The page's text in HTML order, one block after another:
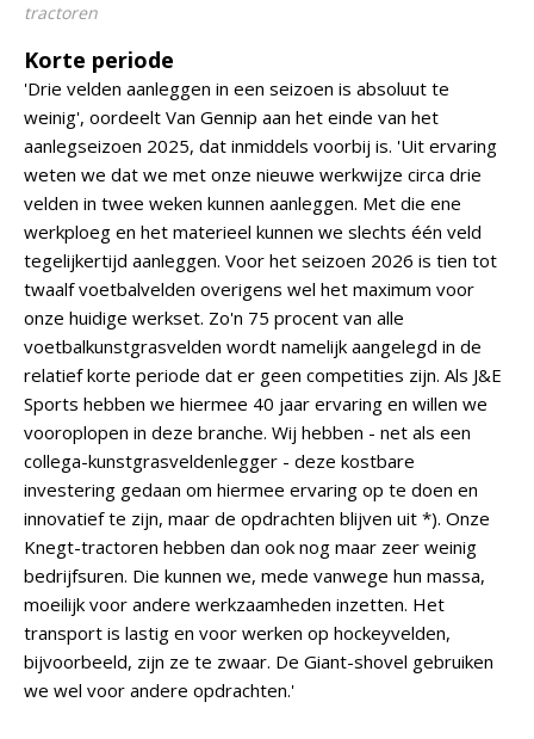
tractoren
Korte periode
'Drie velden aanleggen in een seizoen is absoluut te
weinig', oordeelt Van Gennip aan het einde van het
aanlegseizoen 2025, dat inmiddels voorbij is. 'Uit ervaring
weten we dat we met onze nieuwe werkwijze circa drie
velden in twee weken kunnen aanleggen. Met die ene
werkploeg en het materieel kunnen we slechts één veld
tegelijkertijd aanleggen. Voor het seizoen 2026 is tien tot
twaalf voetbalvelden overigens wel het maximum voor
onze huidige werkset. Zo'n 75 procent van alle
voetbalkunstgrasvelden wordt namelijk aangelegd in de
relatief korte periode dat er geen competities zijn. Als J&E
Sports hebben we hiermee 40 jaar ervaring en willen we
vooroplopen in deze branche. Wij hebben - net als een
collega-kunstgrasveldenlegger - deze kostbare
investering gedaan om hiermee ervaring op te doen en
innovatief te zijn, maar de opdrachten blijven uit *). Onze
Knegt-tractoren hebben dan ook nog maar zeer weinig
bedrijfsuren. Die kunnen we, mede vanwege hun massa,
moeilijk voor andere werkzaamheden inzetten. Het
transport is lastig en voor werken op hockeyvelden,
bijvoorbeeld, zijn ze te zwaar. De Giant-shovel gebruiken
we wel voor andere opdrachten.'